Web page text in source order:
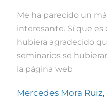
Me ha parecido un
interesante. Sí que es
hubiera agradecido
seminarios se
la página web
Mercedes Mora Ruiz,